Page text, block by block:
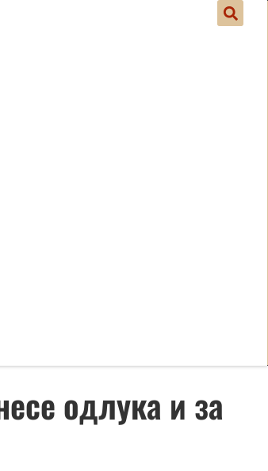
одлука и за